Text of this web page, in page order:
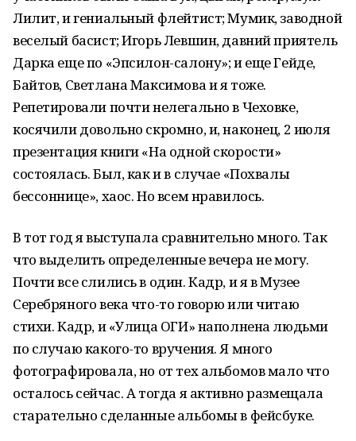
Лилит, и гениальный флейтист; Мумик, заводной
веселый басист; Игорь Левшин, давний приятель
Дарка еще по «Эпсилон-салону»; и еще Гейде,
Байтов, Светлана Максимова и я тоже.
Репетировали почти нелегально в Чеховке,
косячили довольно скромно, и, наконец, 2 июля
презентация книги «На одной скорости»
состоялась. Был, как и в случае «Похвалы
бессоннице», хаос. Но всем нравилось.
В тот год я выступала сравнительно много. Так
что выделить определенные вечера не могу.
Почти все слились в один. Кадр, и я в Музее
Серебряного века что-то говорю или читаю
стихи. Кадр, и «Улица ОГИ» наполнена людьми
по случаю какого-то вручения. Я много
фотографировала, но от тех альбомов мало что
осталось сейчас. А тогда я активно размещала
старательно сделанные альбомы в фейсбуке.